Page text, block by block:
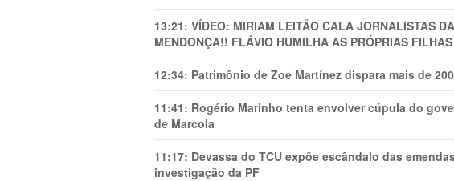
13:21: VÍDEO: MIRIAM LEITÃO CALA JORNALISTAS
MENDONÇA!! FLÁVIO HUMILHA AS PRÓPRIAS FILHAS
12:34: Patrimônio de Zoe Martínez dispara mais de
11:41: Rogério Marinho tenta envolver cúpula do
de Marcola
11:17: Devassa do TCU expõe escândalo das
investigação da PF